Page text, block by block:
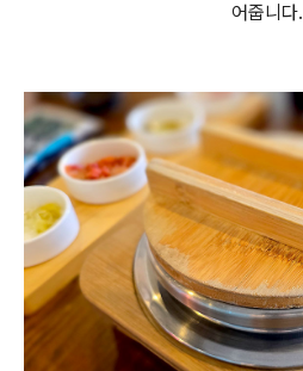
어줍니다.